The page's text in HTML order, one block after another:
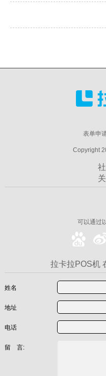
表单申
Copyright
可以通过
拉卡拉POS机
姓名
地址
电话
留 言: